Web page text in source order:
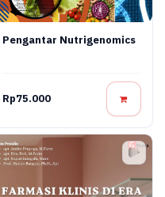
Pengantar Nutrigenomics
Rp75.000